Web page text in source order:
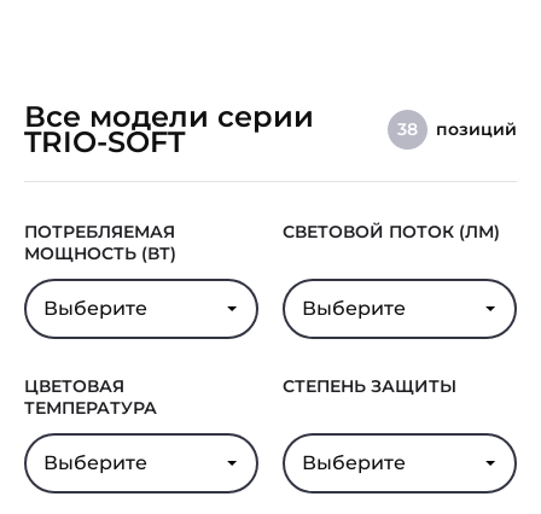
Все модели серии
TRIO-SOFT 38 позиций
ПОТРЕБЛЯЕМАЯ
МОЩНОСТЬ (ВТ)
Выберите
СВЕТОВОЙ ПОТОК (ЛМ)
Выберите
ЦВЕТОВАЯ
ТЕМПЕРАТУРА
Выберите
СТЕПЕНЬ ЗАЩИТЫ
Выберите